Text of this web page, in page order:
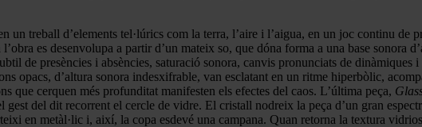
treball d’elements tel·lúrics com la terra, l’aire i l’aigua, en un joc continu de
es desenvolupa a partir d’un mateix so, que dóna forma a una base sonora
de presències i absències, saturació sonora, canvis pronunciats de dinàmiques
opacs, d’altura sonora indesxifrable, van esclatant en un ritme hiperbòlic,
que cerquen més profunditat manifesten els efectes del caos. L’última peça,
del dit recorrent el cercle de vidre. El cristall nodreix la peça d’un gran
en metàl·lic i, així, la copa esdevé una campana. Quan retorna la textura